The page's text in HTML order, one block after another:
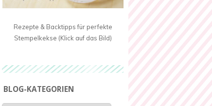
Rezepte & Backtipps für perfekte
Stempelkekse (Klick auf das Bild)
BLOG-KATEGORIEN